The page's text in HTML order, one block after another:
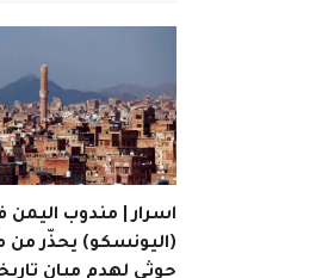
اسرار | مندوب اليمن
(اليونسكو) يحذّر
حوثي لهدم مبانٍ